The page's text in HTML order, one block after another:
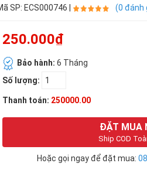
SP: ECS000746 | (0 đánh
250.000₫
Bảo hành: 6 Tháng
Số lượng:
Thanh toán: 250000.00
ĐẶT MUA
Ship COD
Hoặc gọi ngay để đặt mua: